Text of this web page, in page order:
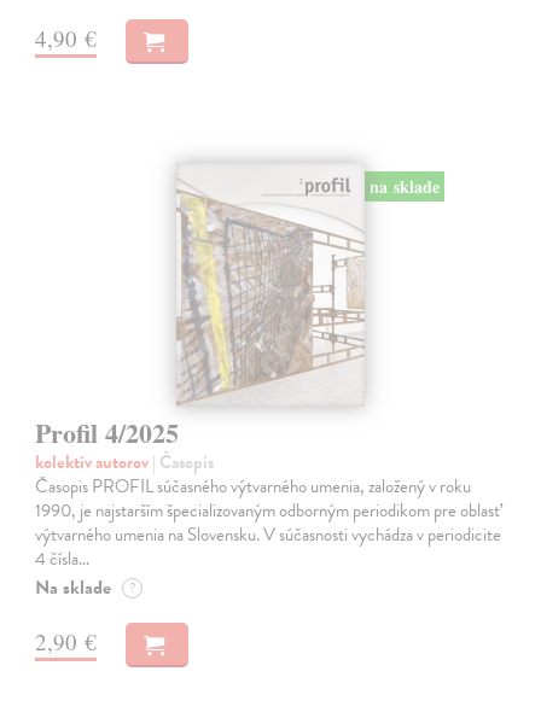
4,90 €
na sklade
Profil 4/2025
kolektív autorov| Časopis
Časopis PROFIL súčasného výtvarného umenia, založený v roku
1990, je najstarším špecializovaným odborným periodikom pre oblasť
výtvarného umenia na Slovensku. V súčasnosti vychádza v periodicite
4 čísla…
Na sklade ?
2,90 €